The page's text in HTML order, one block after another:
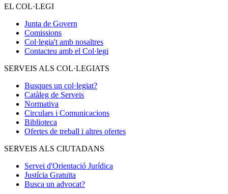
EL COL·LEGI
Junta de Govern
Comissions
Col·legia't amb nosaltres
Contacteu amb el Col·legi
SERVEIS ALS COL·LEGIATS
Busques un col·legiat?
Catàleg de Serveis
Normativa
Circulars i Comunicacions
Biblioteca
Ofertes de treball i altres ofertes
SERVEIS ALS CIUTADANS
Servei d'Orientació Jurídica
Justícia Gratuïta
Busca un advocat?